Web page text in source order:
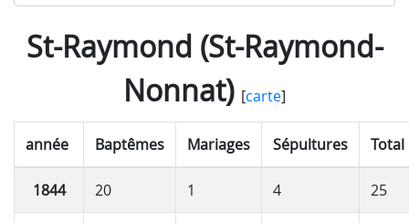
St-Raymond (St-Raymond-
Nonnat)[carte]
année Baptêmes Mariages Sépultures Total
1844 20 1 4 25